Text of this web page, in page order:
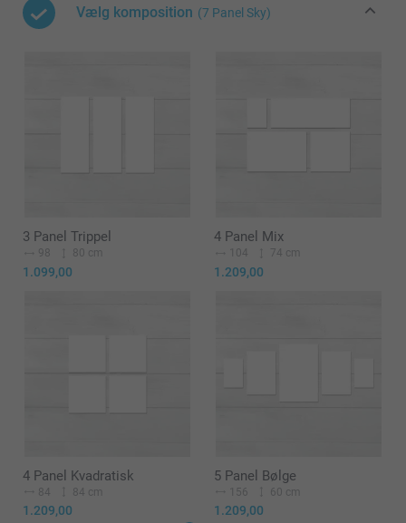
Vælg komposition (7 Panel Sky)
3 Panel Trippel
98 80 cm
1.099,00
4 Panel Mix
104 74 cm
1.209,00
4 Panel Kvadratisk
84 84 cm
1.209,00
5 Panel Bølge
156 60 cm
1.209,00